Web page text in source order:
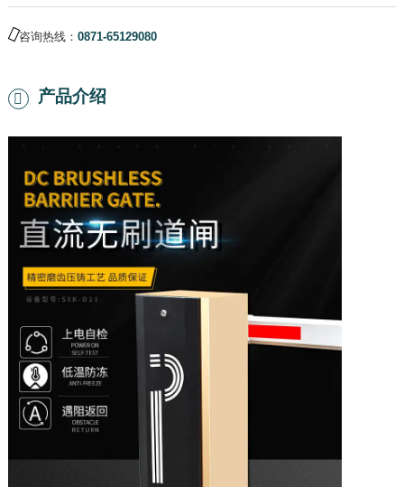
咨询热线： 0871-65129080
产品介绍